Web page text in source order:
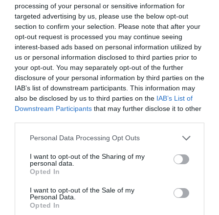
processing of your personal or sensitive information for
targeted advertising by us, please use the below opt-out
section to confirm your selection. Please note that after your
opt-out request is processed you may continue seeing
interest-based ads based on personal information utilized by
us or personal information disclosed to third parties prior to
your opt-out. You may separately opt-out of the further
disclosure of your personal information by third parties on the
IAB’s list of downstream participants. This information may
also be disclosed by us to third parties on the IAB’s List of
Downstream Participants that may further disclose it to other
Personal Data Processing Opt Outs
I want to opt-out of the Sharing of my
personal data.
Opted In
I want to opt-out of the Sale of my
Personal Data.
Opted In
ΕΦΗΜΕΡΊΔΑ
Political 17/11/2020
17 ΝΟΕΜΒΡΊΟΥ, 2020
ΔΕΊΤΕ ΠΕΡΙΣΣΌΤΕΡΑ
Γκάλοπ: Ανοσία Κυριάκου παρά τα…
17 ΝΟΕΜΒΡΊΟΥ, 2020
ΔΕΊΤΕ ΠΕΡΙΣΣΌΤΕΡΑ